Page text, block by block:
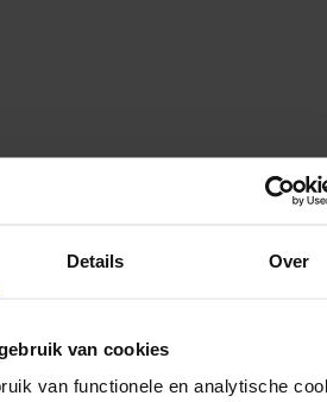
Details Over
van cookies
van functionele en analytische
klachten roken zo’n anderhalf
klachten. Hoe komt dit?
als zorgverlener roken met hen te
u als zorgverlener dit
we de wetenschappelijke